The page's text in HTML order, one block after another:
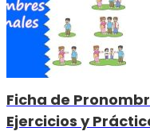
Ficha de
Ejercicios y